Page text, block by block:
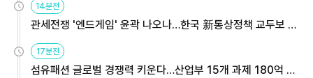
14분전
관세전쟁 '엔드게임' 윤곽 나오나…한국 新통상정책 교두보 활
17분전
섬유패션 글로벌 경쟁력 키운다…산업부 15개 과제 180억 지